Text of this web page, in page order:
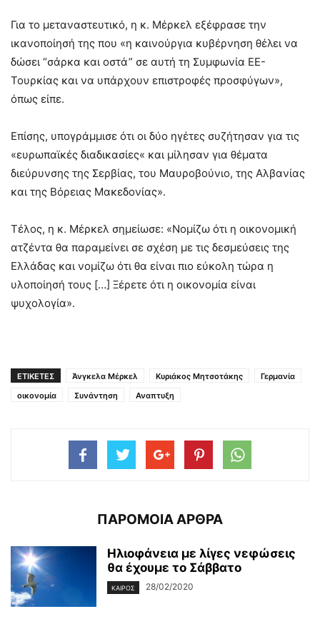
Για το μεταναστευτικό, η κ. Μέρκελ εξέφρασε την
ικανοποίησή της που «η καινούργια κυβέρνηση θέλει να
δώσει “σάρκα και οστά” σε αυτή τη Συμφωνία ΕΕ-
Τουρκίας και να υπάρχουν επιστροφές προσφύγων»,
όπως είπε.
Επίσης, υπογράμμισε ότι οι δύο ηγέτες συζήτησαν για τις
«ευρωπαϊκές διαδικασίες« και μίλησαν για θέματα
διεύρυνσης της Σερβίας, του Μαυροβούνιο, της Αλβανίας
και της Βόρειας Μακεδονίας».
Τέλος, η κ. Μέρκελ σημείωσε: «Νομίζω ότι η οικονομική
ατζέντα θα παραμείνει σε σχέση με τις δεσμεύσεις της
Ελλάδας και νομίζω ότι θα είναι πιο εύκολη τώρα η
υλοποίησή τους […] Ξέρετε ότι η οικονομία είναι
ψυχολογία».
ΕΤΙΚΕΤΕΣ Άνγκελα Μέρκελ Κυριάκος Μητσοτάκης
Γερμανία
οικονομία
Συνάντηση Αναπτυξη
ΠΑΡΟΜΟΙΑ ΑΡΘΡΑ
Ηλιοφάνεια με λίγες νεφώσεις
θα έχουμε το Σάββατο
ΚΑΙΡΌΣ 28/02/2020